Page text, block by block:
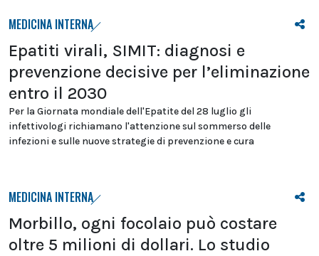
MEDICINA INTERNA
Epatiti virali, SIMIT: diagnosi e
prevenzione decisive per l’eliminazione
entro il 2030
Per la Giornata mondiale dell'Epatite del 28 luglio gli
infettivologi richiamano l'attenzione sul sommerso delle
infezioni e sulle nuove strategie di prevenzione e cura
MEDICINA INTERNA
Morbillo, ogni focolaio può costare
oltre 5 milioni di dollari. Lo studio